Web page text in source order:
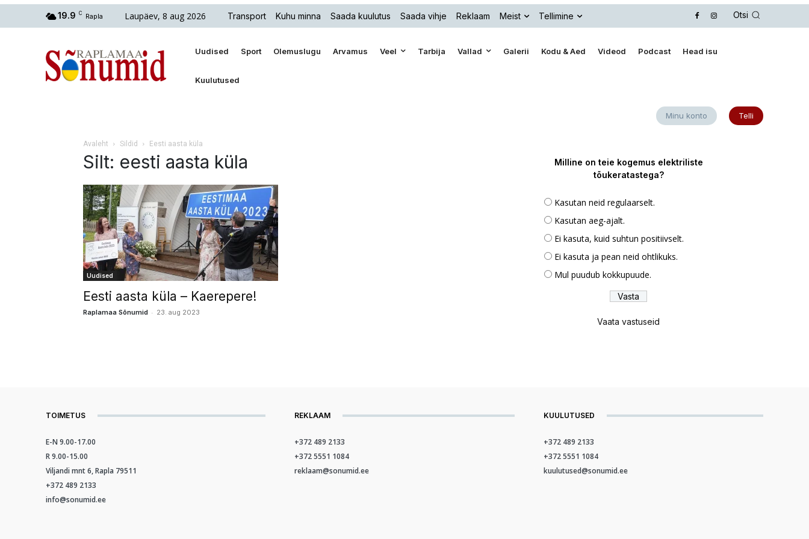
19.9 C Rapla Laupäev, 8 aug 2026 Transport Kuhu minna Saada kuulutus Saada vihje Reklaam Meist Tellimine Otsi
Uudised Sport Olemuslugu Arvamus Veel Tarbija Vallad Galerii Kodu & Aed Videod Podcast Head isu
Kuulutused
Minu konto Telli
Avaleht Sildid Eesti aasta küla
Silt: eesti aasta küla
Uudised
Eesti aasta küla – Kaerepere!
Raplamaa Sõnumid - 23. aug 2023
Milline on teie kogemus elektriliste
tõukeratastega?
Kasutan neid regulaarselt.
Kasutan aeg-ajalt.
Ei kasuta, kuid suhtun positiivselt.
Ei kasuta ja pean neid ohtlikuks.
Mul puudub kokkupuude.
Vaata vastuseid
TOIMETUS
E-N 9.00-17.00
R 9.00-15.00
Viljandi mnt 6, Rapla 79511
+372 489 2133
info@sonumid.ee
REKLAAM
+372 489 2133
+372 5551 1084
reklaam@sonumid.ee
KUULUTUSED
+372 489 2133
+372 5551 1084
kuulutused@sonumid.ee